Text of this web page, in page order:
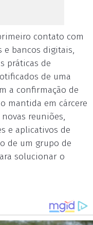
contato com
e bancos digitais,
práticas de
de uma
a confirmação de
mantida em cárcere
reuniões,
e aplicativos de
de um grupo de
solucionar o